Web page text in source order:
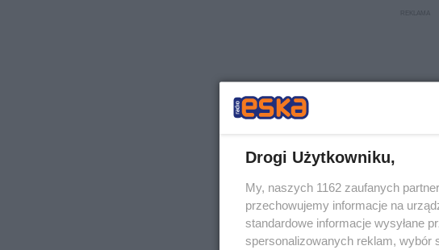
Drogi Użytkowniku,
My, naszych 1162 zaufanych
przechowujemy informacje na
standardowe informacje wysyłane
spersonalizowanych reklam, wybór